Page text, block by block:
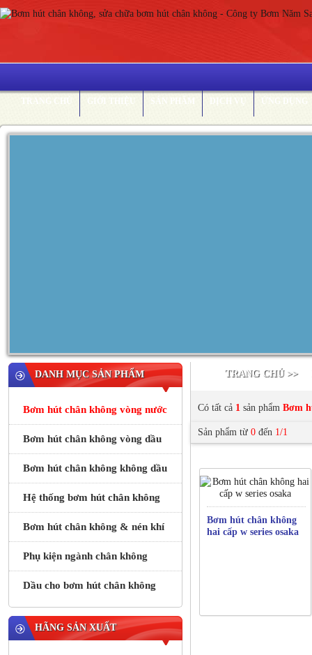
TRANG CHỦ GIỚI THIỆU SẢN PHẨM DỊCH VỤ ỨNG DỤNG
DANH MỤC SẢN PHẨM
Bơm hút chân không vòng nước
Bơm hút chân không vòng dầu
Bơm hút chân không không dầu
Hệ thống bơm hút chân không
Bơm hút chân không & nén khí
Phụ kiện ngành chân không
Dầu cho bơm hút chân không
HÃNG SẢN XUẤT
TRANG CHỦ >>
Có tất cả 1 sản phẩm Bơm
Sản phẩm từ 0 đến 1/1
Bơm hút chân không
hai cấp w series osaka